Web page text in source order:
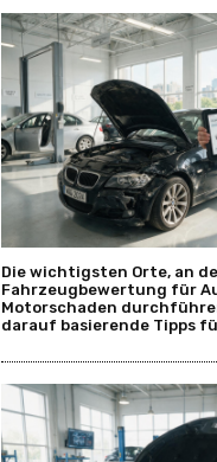
Die wichtigsten Orte, an
Fahrzeugbewertung für
Motorschaden
darauf basierende Tipps